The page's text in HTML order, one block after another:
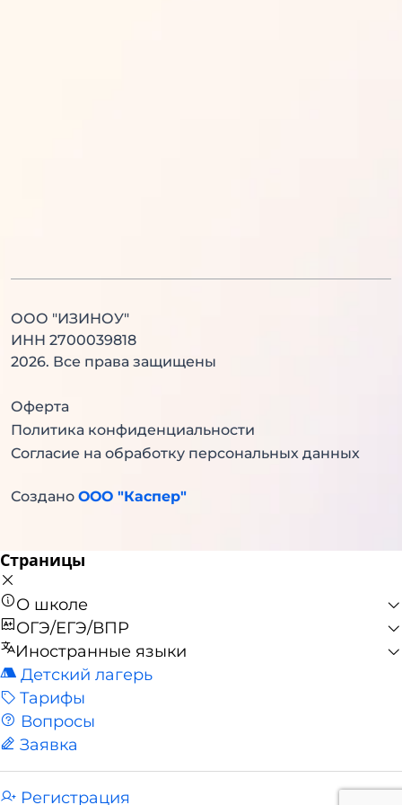
Китайский язык
ООО "ИЗИНОУ"
ИНН 2700039818
2026. Все права защищены
Оферта
Политика конфиденциальности
Согласие на обработку персональных данных
Создано ООО "Каспер"
Страницы
О школе
ОГЭ/ЕГЭ/ВПР
Иностранные языки
Детский лагерь
Тарифы
Вопросы
Заявка
Регистрация